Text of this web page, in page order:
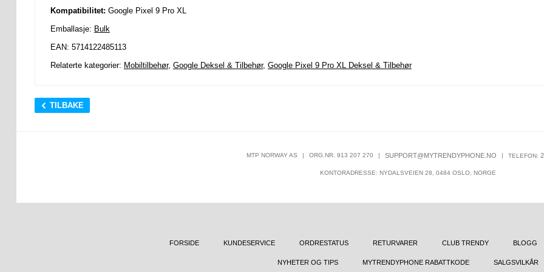
Kompatibilitet: Google Pixel 9 Pro XL
Emballasje: Bulk
EAN: 5714122485113
Relaterte kategorier: Mobiltilbehør, Google Deksel & Tilbehør, Google Pixel 9 Pro XL Deksel & Tilbehør
TILBAKE
MTP NORWAY AS | ORG.NR. 913 207 270 | SUPPORT@MYTRENDYPHONE.NO | TELEFON:
KONTORADRESSE: NYDALSVEIEN 28, 0484 OSLO, NORGE
FORSIDE KUNDESERVICE ORDRESTATUS RETURVARER CLUB TRENDY BLOGG
NYHETER OG TIPS MYTRENDYPHONE RABATTKODE SALGSVILKÅR